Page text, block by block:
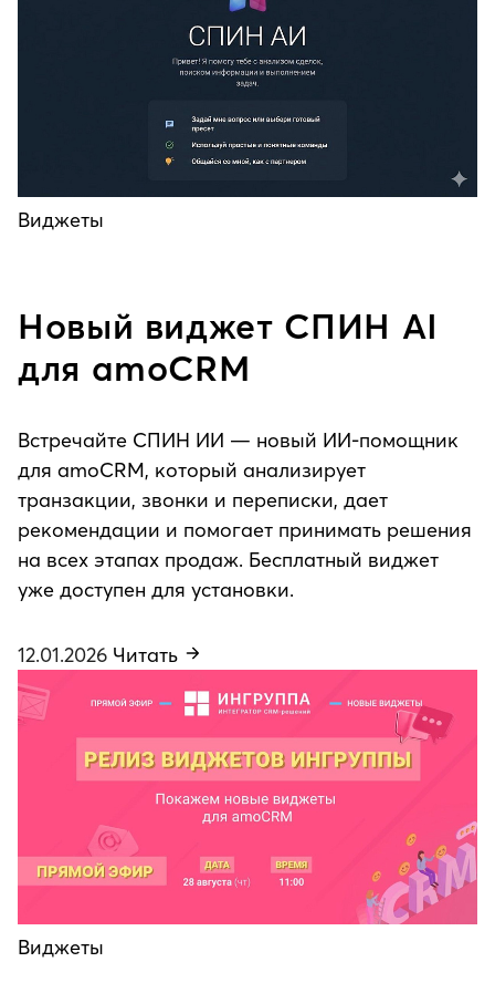
Виджеты
Новый виджет СПИН AI
для amoCRM
Встречайте СПИН ИИ — новый ИИ-помощник
для amoCRM, который анализирует
транзакции, звонки и переписки, дает
рекомендации и помогает принимать решения
на всех этапах продаж. Бесплатный виджет
уже доступен для установки.
12.01.2026 Читать
Виджеты